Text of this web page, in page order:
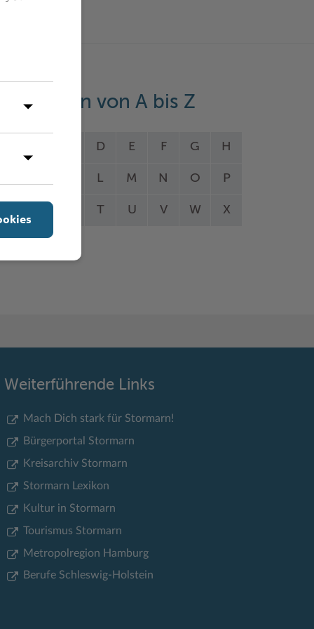
von A bis Z
D E F G H
L M N O P
T U V W X
Y Z
Weiterführende Links
Mach Dich stark für Stormarn!
Bürgerportal Stormarn
Kreisarchiv Stormarn
Stormarn Lexikon
Kultur in Stormarn
Tourismus Stormarn
Metropolregion Hamburg
Berufe Schleswig-Holstein